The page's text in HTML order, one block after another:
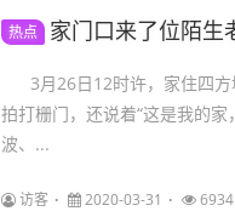
热点 家门口来了位陌生
3月26日12时许，家住四方
拍打栅门，还说着“这是我的
波、...
访客 2020-03-31